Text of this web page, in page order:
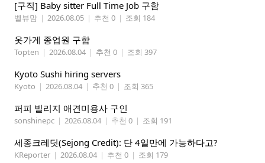
[구직] Baby sitter Full Time Job 구함
벨뷰맘 | 2026.08.05 | 추천 0 | 조회 184
옷가게 종업원 구함
Topten | 2026.08.04 | 추천 0 | 조회 397
Kyoto Sushi hiring servers
Kyoto | 2026.08.04 | 추천 0 | 조회 365
퍼피 빌리지 애견미용사 구인
sonshinepc | 2026.08.04 | 추천 0 | 조회 191
세종크레딧(Sejong Credit): 단 4일만에 가능하다고?
KReporter | 2026.08.04 | 추천 0 | 조회 179